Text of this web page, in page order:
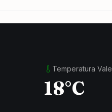
Temperatura Vale
18°C